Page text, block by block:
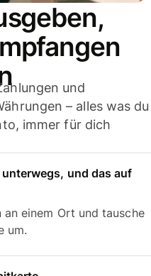
und
– alles was du
immer für dich
und das auf
an einem Ort und tausche
um.